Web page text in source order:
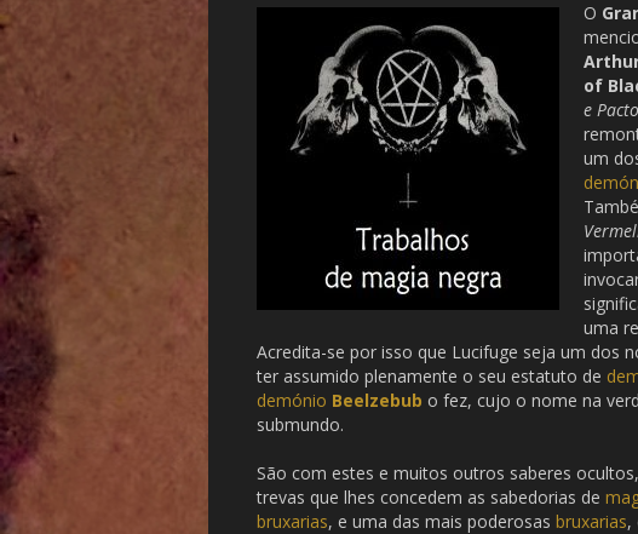
O
of
e
um
uma
Acredita-se por isso que Lucifuge seja um dos
ter assumido plenamente o seu estatuto de
demónio Beelzebub o fez, cujo o nome na
submundo.
São com estes e muitos outros saberes
trevas que lhes concedem as sabedorias de
bruxarias, e uma das mais poderosas bruxarias,